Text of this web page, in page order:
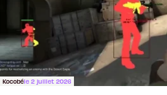
Kocobéle 2 juillet 2026